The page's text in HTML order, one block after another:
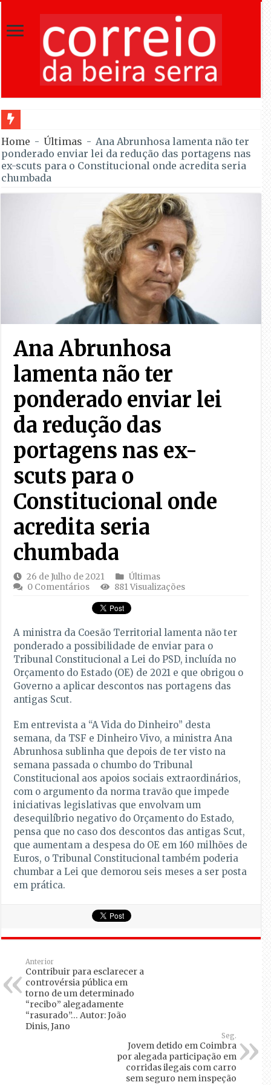
Home - Últimas - Ana Abrunhosa lamenta não ter
ponderado enviar lei da redução das portagens nas
ex-scuts para o Constitucional onde acredita seria
chumbada
Ana Abrunhosa
lamenta não ter
ponderado enviar lei
da redução das
portagens nas ex-
scuts para o
Constitucional onde
acredita seria
chumbada
26 de Julho de 2021
Últimas
0 Comentários
881 Visualizações
A ministra da Coesão Territorial lamenta não ter
ponderado a possibilidade de enviar para o
Tribunal Constitucional a Lei do PSD, incluída no
Orçamento do Estado (OE) de 2021 e que obrigou o
Governo a aplicar descontos nas portagens das
antigas Scut.
Em entrevista a “A Vida do Dinheiro” desta
semana, da TSF e Dinheiro Vivo, a ministra Ana
Abrunhosa sublinha que depois de ter visto na
semana passada o chumbo do Tribunal
Constitucional aos apoios sociais extraordinários,
com o argumento da norma travão que impede
iniciativas legislativas que envolvam um
desequilíbrio negativo do Orçamento do Estado,
pensa que no caso dos descontos das antigas Scut,
que aumentam a despesa do OE em 160 milhões de
Euros, o Tribunal Constitucional também poderia
chumbar a Lei que demorou seis meses a ser posta
em prática.
Anterior
Contribuir para esclarecer a
controvérsia pública em
torno de um determinado
“recibo” alegadamente
“rasurado”… Autor: João
Dinis, Jano
Seg.
Jovem detido em Coimbra
por alegada participação em
corridas ilegais com carro
sem seguro nem inspeção